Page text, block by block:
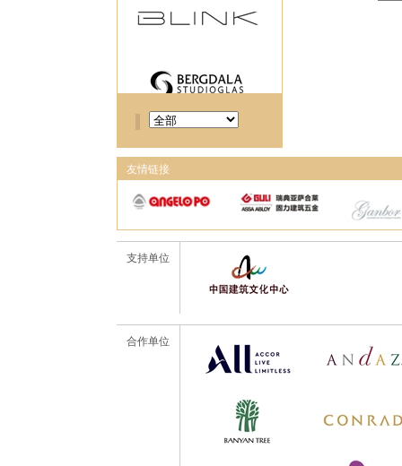
友情链接
支持单位
合作单位